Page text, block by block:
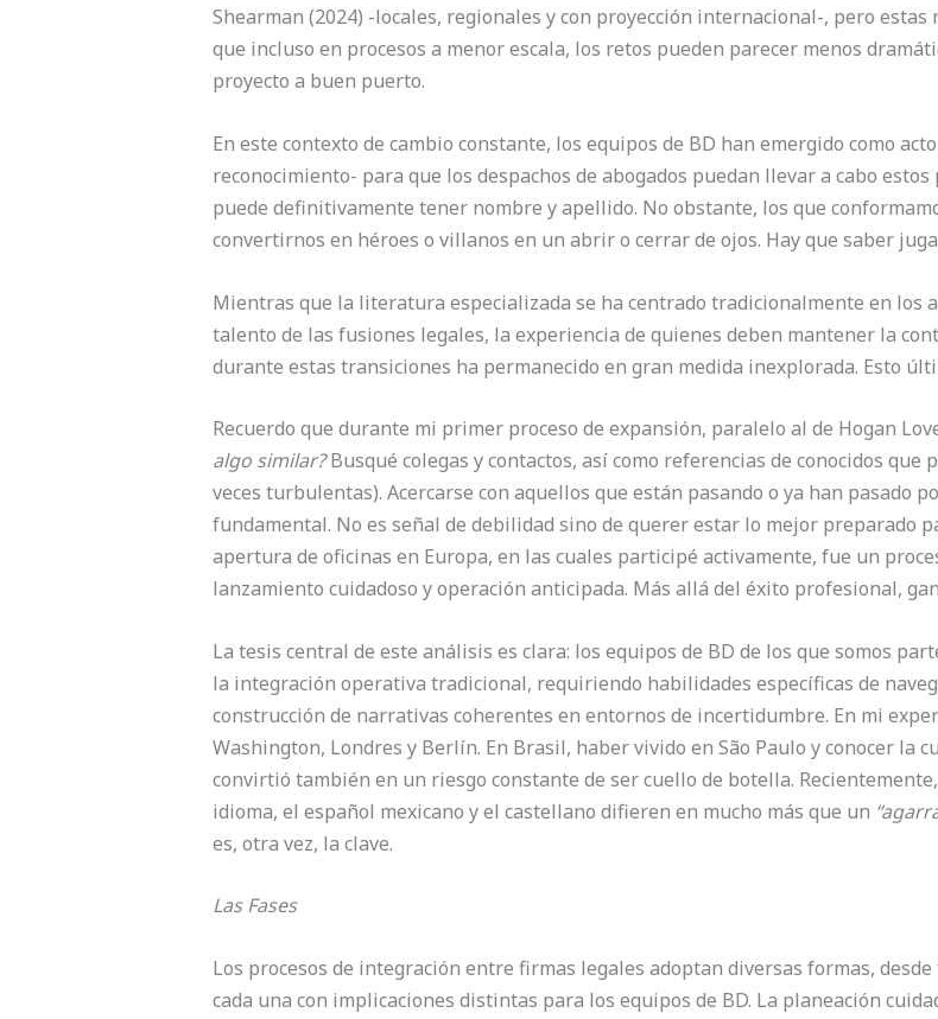
Shearman (2024) -locales, regionales y con proyección internacional-, pero
que incluso en procesos a menor escala, los retos pueden parecer menos
proyecto a buen puerto.
En este contexto de cambio constante, los equipos de BD han emergido como
reconocimiento- para que los despachos de abogados puedan llevar a cabo
puede definitivamente tener nombre y apellido. No obstante, los que
convertirnos en héroes o villanos en un abrir o cerrar de ojos. Hay que saber
Mientras que la literatura especializada se ha centrado tradicionalmente en los
talento de las fusiones legales, la experiencia de quienes deben mantener la
durante estas transiciones ha permanecido en gran medida inexplorada. Esto
Recuerdo que durante mi primer proceso de expansión, paralelo al de Hogan
algo similar?Busqué colegas y contactos, así como referencias de conocidos
veces turbulentas). Acercarse con aquellos que están pasando o ya han pasado
fundamental. No es señal de debilidad sino de querer estar lo mejor preparado
apertura de oficinas en Europa, en las cuales participé activamente, fue un
lanzamiento cuidadoso y operación anticipada. Más allá del éxito profesional,
La tesis central de este análisis es clara: los equipos de BD de los que somos
la integración operativa tradicional, requiriendo habilidades específicas de
construcción de narrativas coherentes en entornos de incertidumbre. En mi
Washington, Londres y Berlín. En Brasil, haber vivido en São Paulo y conocer la
convirtió también en un riesgo constante de ser cuello de botella.
idioma, el español mexicano y el castellano difieren en mucho más que un
es, otra vez, la clave.
Las Fases
Los procesos de integración entre firmas legales adoptan diversas formas,
cada una con implicaciones distintas para los equipos de BD. La planeación